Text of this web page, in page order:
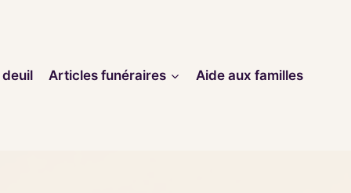
deuil Articles funéraires Aide aux familles